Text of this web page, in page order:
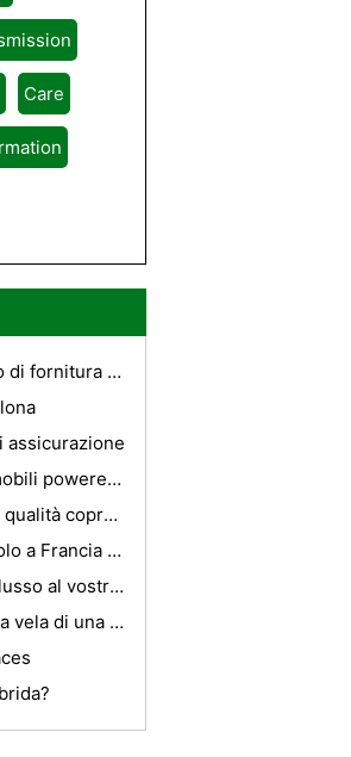
Care
CAAS Firmato accordo di fornitura con Vw Joint Venture in Cina
assicurazione
Le possibilità di automobili powered by air!
Dove trovare sedile di qualità copre per il vostro veicolo?
Florida ora seconda solo a Francia nei pali Turismo
Portare prestazioni e lusso al vostro stile di vita
Facendo una vacanza a vela di una vita con Caribbean Yacht Charter